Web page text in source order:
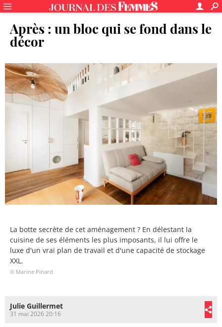
Après : un bloc qui se fond dans le
décor
La botte secrète de cet aménagement ? En délestant la
cuisine de ses éléments les plus imposants, il lui offre le
luxe d'un vrai plan de travail et d'une capacité de stockage
XXL.
© Marine Pinard
Julie Guillermet
31 mai 2026 20:16